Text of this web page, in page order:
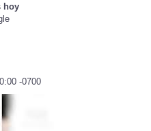
hoy
-0700